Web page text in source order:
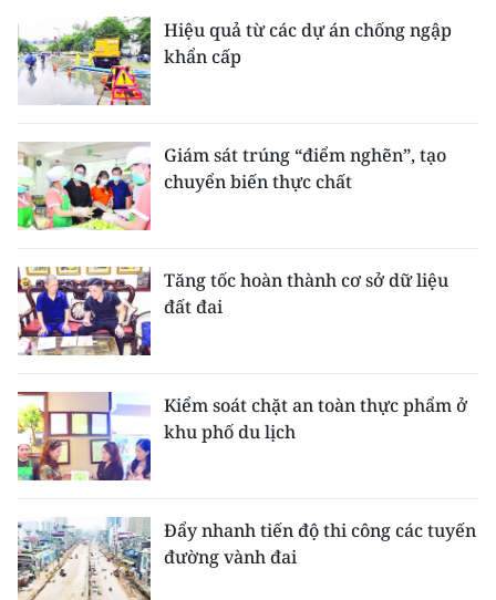
Hiệu quả từ các dự án chống ngập
khẩn cấp
Giám sát trúng “điểm nghẽn”, tạo
chuyển biến thực chất
Tăng tốc hoàn thành cơ sở dữ liệu
đất đai
Kiểm soát chặt an toàn thực phẩm ở
khu phố du lịch
Đẩy nhanh tiến độ thi công các tuyến
đường vành đai